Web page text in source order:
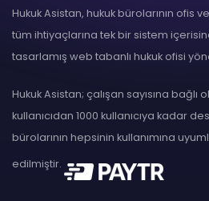
Hukuk Asistan, hukuk bürolarının ofis
tüm ihtiyaçlarına tek bir sistem
tasarlamış web tabanlı hukuk ofisi
Hukuk Asistan; çalışan sayısına bağlı
kullanıcıdan 1000 kullanıcıya kadar
bürolarının hepsinin kullanımına
edilmiştir.